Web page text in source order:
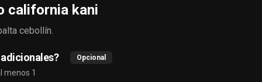
#62 gohan tori
Salmón, camarón, palta, queso
california kani
cebollín.
Opcional
menos 1